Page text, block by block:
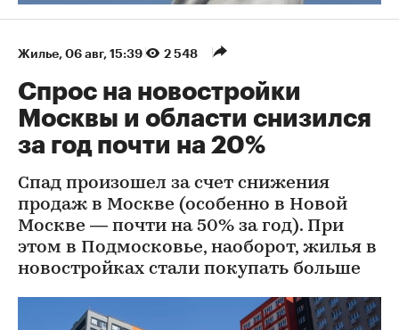
Жилье⁠, 06 авг, 15:39 2 548
Спрос на новостройки
Москвы и области снизился
за год почти на 20%
Спад произошел за счет снижения
продаж в Москве (особенно в Новой
Москве — почти на 50% за год). При
этом в Подмосковье, наоборот, жилья в
новостройках стали покупать больше